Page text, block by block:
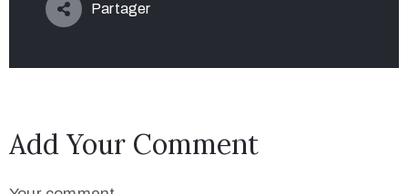
Partager
Add Your Comment